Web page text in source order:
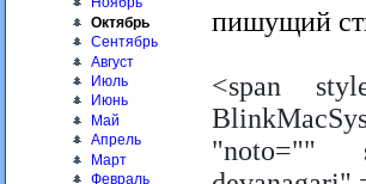
Октябрь
Сентябрь
Август
Июль
Июнь
Май
Апрель
Март
Февраль
пишущий
<span
"noto=""